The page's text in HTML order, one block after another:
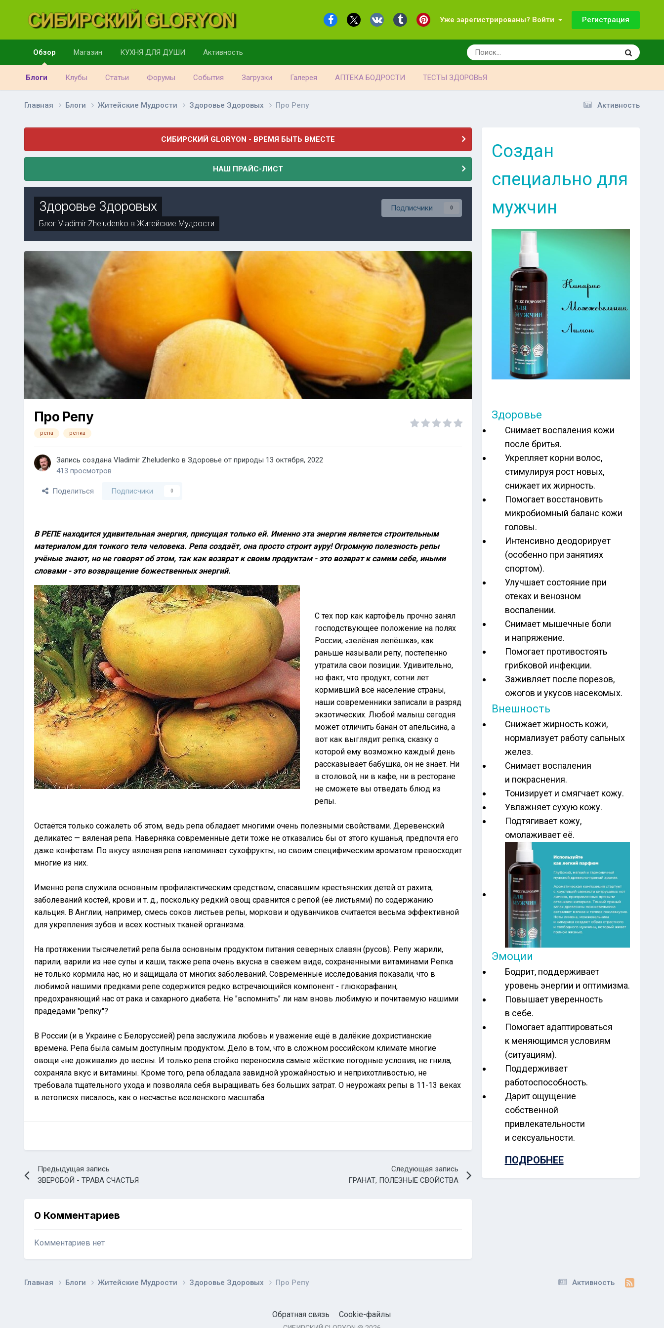
Уже зарегистрированы? Войти Регистрация
Обзор
Блоги Клубы Статьи Форумы События Загрузки Галерея АПТЕКА БОДРОСТИ ТЕСТЫ ЗДОРОВЬЯ
Магазин КУХНЯ ДЛЯ ДУШИ Активность
Активность
Главная Блоги Житейские Мудрости Здоровье Здоровых Про Репу
СИБИРСКИЙ GLORYON - ВРЕМЯ БЫТЬ ВМЕСТЕ
НАШ ПРАЙС-ЛИСТ
Подписчики 0
Здоровье Здоровых
Блог Vladimir Zheludenko в Житейские Мудрости
Про Репу
репа репка
Запись создана Vladimir Zheludenko в Здоровье от природы 13 октября, 2022
413 просмотров
Поделиться Подписчики 0
В РЕПЕ находится удивительная энергия, присущая только ей. Именно эта энергия является строительным
материалом для тонкого тела человека. Репа создаёт, она просто строит ауру! Огромную полезность репы
учёные знают, но не говорят об этом, так как возврат к своим продуктам - это возврат к самим себе, иными
словами - это возвращение божественных энергий.
С тех пор как картофель прочно занял
господствующее положение на полях
России, «зелёная лепёшка», как
раньше называли репу, постепенно
утратила свои позиции. Удивительно,
но факт, что продукт, сотни лет
кормивший всё население страны,
наши современники записали в разряд
экзотических. Любой малыш сегодня
может отличить банан от апельсина, а
вот как выглядит репка, сказку о
которой ему возможно каждый день
рассказывает бабушка, он не знает. Ни
в столовой, ни в кафе, ни в ресторане
не сможете вы отведать блюд из
репы.
Остаётся только сожалеть об этом, ведь репа обладает многими очень полезными свойствами. Деревенский
деликатес — вяленая репа. Наверняка современные дети тоже не отказались бы от этого кушанья, предпочтя его
даже конфетам. По вкусу вяленая репа напоминает сухофрукты, но своим специфическим ароматом превосходит
многие из них.
Именно репа служила основным профилактическим средством, спасавшим крестьянских детей от рахита,
заболеваний костей, крови и т. д., поскольку редкий овощ сравнится с репой (её листьями) по содержанию
кальция. В Англии, например, смесь соков листьев репы, моркови и одуванчиков считается весьма эффективной
для укрепления зубов и всех костных тканей организма.
На протяжении тысячелетий репа была основным продуктом питания северных славян (русов). Репу жарили,
парили, варили из нее супы и каши, также репа очень вкусна в свежем виде, сохраненными витаминами Репка
не только кормила нас, но и защищала от многих заболеваний. Современные исследования показали, что в
любимой нашими предками репе содержится редко встречающийся компонент - глюкорафанин,
предохраняющий нас от рака и сахарного диабета. Не "вспомнить" ли нам вновь любимую и почитаемую нашими
прадедами "репку"?
В России (и в Украине с Белоруссией) репа заслужила любовь и уважение ещё в далёкие дохристианские
времена. Репа была самым доступным продуктом. Дело в том, что в сложном российском климате многие
овощи «не доживали» до весны. И только репа стойко переносила самые жёсткие погодные условия, не гнила,
сохраняла вкус и витамины. Кроме того, репа обладала завидной урожайностью и неприхотливостью, не
требовала тщательного ухода и позволяла себя выращивать без больших затрат. О неурожаях репы в 11-13 веках
в летописях писалось, как о несчастье вселенского масштаба.
Предыдущая запись
ЗВЕРОБОЙ - ТРАВА СЧАСТЬЯ
Следующая запись
ГРАНАТ, ПОЛЕЗНЫЕ СВОЙСТВА
0 Комментариев
Комментариев нет
Создан
специально для
мужчин
Здоровье
Снимает воспаления кожи
после бритья.
Укрепляет корни волос,
стимулируя рост новых,
снижает их жирность.
Помогает восстановить
микробиомный баланс кожи
головы.
Интенсивно деодорирует
(особенно при занятиях
спортом).
Улучшает состояние при
отеках и венозном
воспалении.
Снимает мышечные боли
и напряжение.
Помогает противостоять
грибковой инфекции.
Заживляет после порезов,
ожогов и укусов насекомых.
Внешность
Снижает жирность кожи,
нормализует работу сальных
желез.
Снимает воспаления
и покраснения.
Тонизирует и смягчает кожу.
Увлажняет сухую кожу.
Подтягивает кожу,
омолаживает её.
Эмоции
Бодрит, поддерживает
уровень энергии и оптимизма.
Повышает уверенность
в себе.
Помогает адаптироваться
к меняющимся условиям
(ситуациям).
Поддерживает
работоспособность.
Дарит ощущение
собственной
привлекательности
и сексуальности.
ПОДРОБНЕЕ
Активность
Главная Блоги Житейские Мудрости Здоровье Здоровых Про Репу
Обратная связь Cookie-файлы